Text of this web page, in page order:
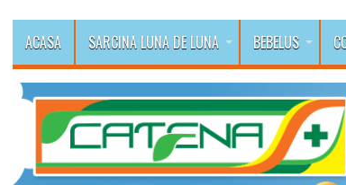
ACASA SARCINA LUNA DE LUNA BEBELUS